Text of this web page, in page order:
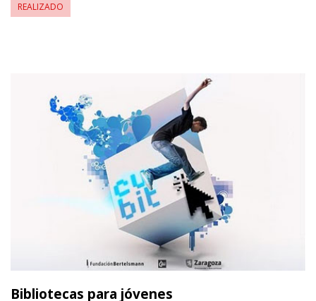
REALIZADO
Bibliotecas para jóvenes
Leer m�s sobre Bibliotecas para jóvenes